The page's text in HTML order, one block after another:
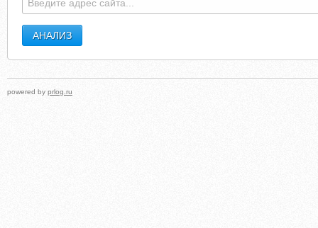
powered by prlog.ru